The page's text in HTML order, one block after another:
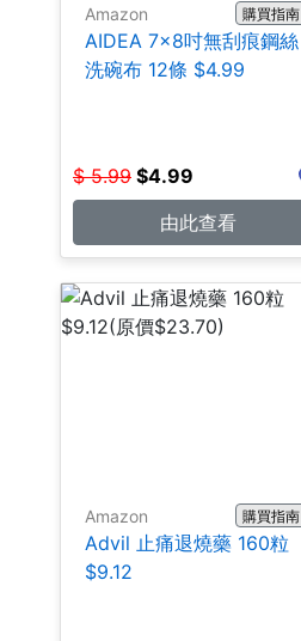
Amazon 購買指南
AIDEA 7×8吋無刮痕鋼絲
洗碗布 12條 $4.99
$ 5.99 $4.99
由此查看
Amazon 購買指南
Advil 止痛退燒藥 160粒
$9.12